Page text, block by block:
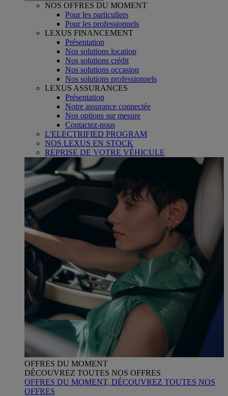
NOS OFFRES DU MOMENT
Pour les particuliers
Pour les professionnels
LEXUS FINANCEMENT
Présentation
Nos solutions location
Nos solutions crédit
Nos solutions occasion
Nos solutions professionnels
LEXUS ASSURANCES
Présentation
Notre assurance connectée
Nos options sur mesure
Contactez-nous
L'ELECTRIFIED PROGRAM
NOS LEXUS EN STOCK
REPRISE DE VOTRE VÉHICULE
OFFRES DU MOMENT
DÉCOUVREZ TOUTES NOS OFFRES
OFFRES DU MOMENT, DÉCOUVREZ TOUTES NOS
OFFRES